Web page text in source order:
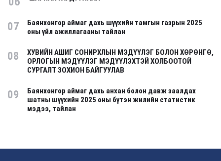
07
Баянхонгор аймаг дахь шүүхийн тамгын газрын 2025
оны үйл ажиллагааны тайлан
08
ХУВИЙН АШИГ СОНИРХЛЫН МЭДҮҮЛЭГ БОЛОН ХӨРӨНГӨ,
ОРЛОГЫН МЭДҮҮЛЭГ МЭДҮҮЛЭХТЭЙ ХОЛБООТОЙ
СУРГАЛТ ЗОХИОН БАЙГУУЛАВ
09
Баянхонгор аймаг дахь анхан болон давж заалдах
шатны шүүхийн 2025 оны бүтэн жилийн статистик
мэдээ, тайлан